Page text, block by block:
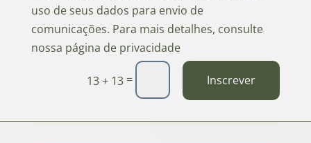
uso de seus dados para envio de
comunicações. Para mais detalhes, consulte
nossa página de privacidade
13 + 13 = Inscrever